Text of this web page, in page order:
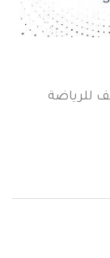
للرياضة